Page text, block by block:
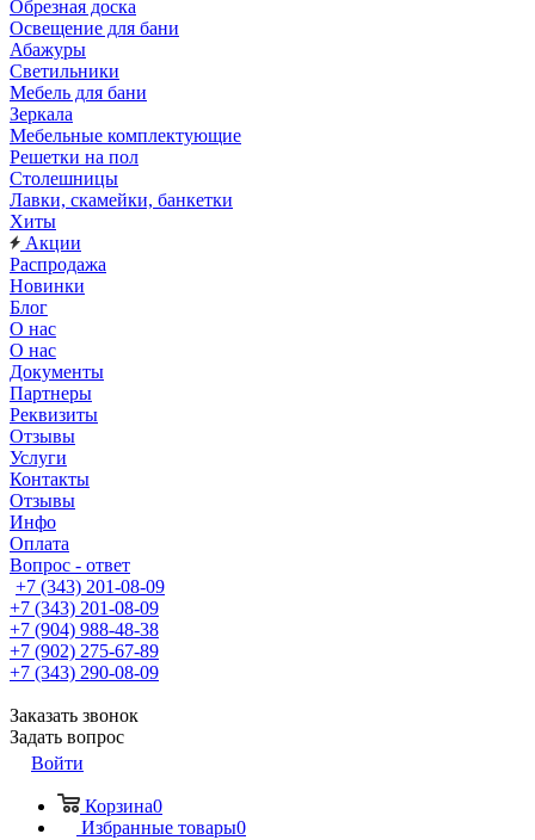
Обрезная доска
Освещение для бани
Абажуры
Светильники
Мебель для бани
Зеркала
Мебельные комплектующие
Решетки на пол
Столешницы
Лавки, скамейки, банкетки
Хиты
Акции
Распродажа
Новинки
Блог
О нас
О нас
Документы
Партнеры
Реквизиты
Отзывы
Услуги
Контакты
Отзывы
Инфо
Оплата
Вопрос - ответ
+7 (343) 201-08-09
+7 (343) 201-08-09
+7 (904) 988-48-38
+7 (902) 275-67-89
+7 (343) 290-08-09
Заказать звонок
Задать вопрос
Войти
Корзина0
Избранные товары0